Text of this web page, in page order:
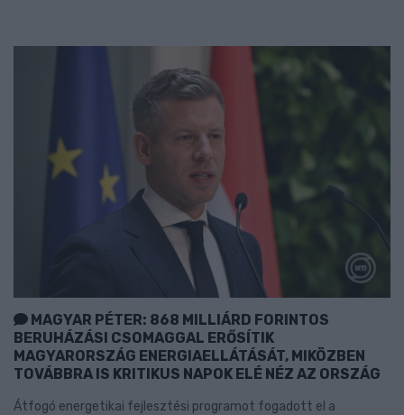
MAGYAR PÉTER: 868 MILLIÁRD FORINTOS
BERUHÁZÁSI CSOMAGGAL ERŐSÍTIK
MAGYARORSZÁG ENERGIAELLÁTÁSÁT, MIKÖZBEN
TOVÁBBRA IS KRITIKUS NAPOK ELÉ NÉZ AZ ORSZÁG
Átfogó energetikai fejlesztési programot fogadott el a